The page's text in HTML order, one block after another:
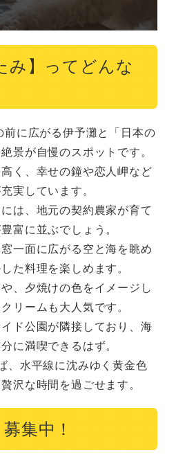
み】ってどんな
に広がる伊予灘と「日本の
景が自慢のスポットです。
く、幸せの鐘や恋人岬など
実しています。
は、地元の契約農家が育て
富に並ぶでしょう。
一面に広がる空と海を眺め
た料理を楽しめます。
、夕焼けの色をイメージし
リームも大人気です。
ド公園が隣接しており、海
に満喫できるはず。
、水平線に沈みゆく黄金色
沢な時間を過ごせます。
集中！